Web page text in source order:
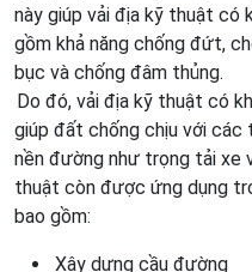
này giúp vải địa kỹ thuật có
gồm khả năng chống đứt,
bục và chống đâm thủng.
Do đó, vải địa kỹ thuật có
giúp đất chống chịu với các
nền đường như trọng tải xe
thuật còn được ứng dụng
bao gồm:
Xây dựng cầu đường